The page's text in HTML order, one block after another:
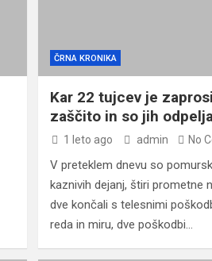
ČRNA KRONIKA
Kar 22 tujcev je
zaščito in so jih
1 leto ago admin No
V preteklem dnevu so
kaznivih dejanj, štiri prometne
dve končali s telesnimi
reda in miru, dve poškodbi…